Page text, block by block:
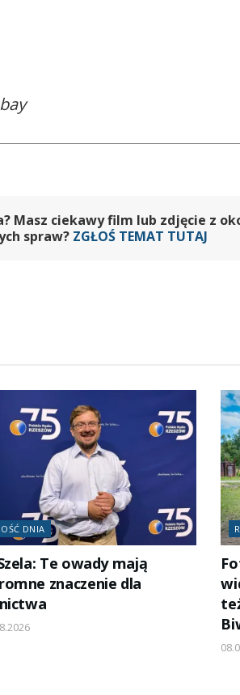
Masz ciekawy film lub zdjęcie z
spraw? ZGŁOŚ TEMAT TUTAJ
DNIA
Te owady mają
znaczenie dla